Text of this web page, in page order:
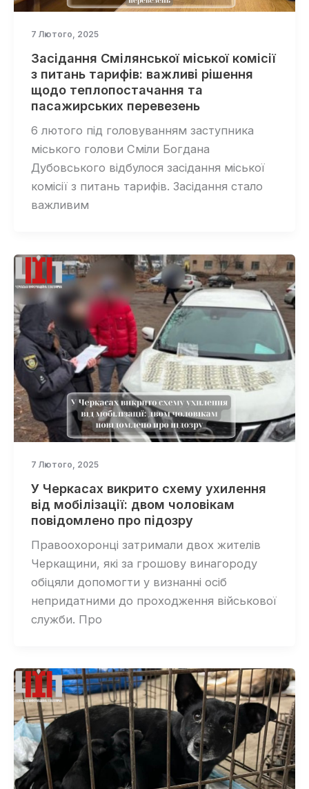
7 Лютого, 2025
Засідання Смілянської міської комісії
з питань тарифів: важливі рішення
щодо теплопостачання та
пасажирських перевезень
6 лютого під головуванням заступника
міського голови Сміли Богдана
Дубовського відбулося засідання міської
комісії з питань тарифів. Засідання стало
важливим
7 Лютого, 2025
У Черкасах викрито схему ухилення
від мобілізації: двом чоловікам
повідомлено про підозру
Правоохоронці затримали двох жителів
Черкащини, які за грошову винагороду
обіцяли допомогти у визнанні осіб
непридатними до проходження військової
служби. Про